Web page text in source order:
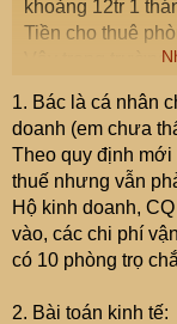
khoảng 12tr 1
Tiền cho thuê
Vậy trong trường
Vậy em sẽ bị
1. Bác là cá nhân
doanh (em chưa
Theo quy định
thuế nhưng vẫn
Hộ kinh doanh,
vào, các chi phí
có 10 phòng trọ
2. Bài toán kinh tế: